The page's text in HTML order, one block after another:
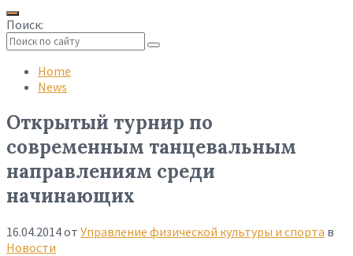
Поиск:
search
Home
News
Открытый турнир по
современным танцевальным
направлениям среди
начинающих
16.04.2014от Управление физической культуры и спорта в
Новости